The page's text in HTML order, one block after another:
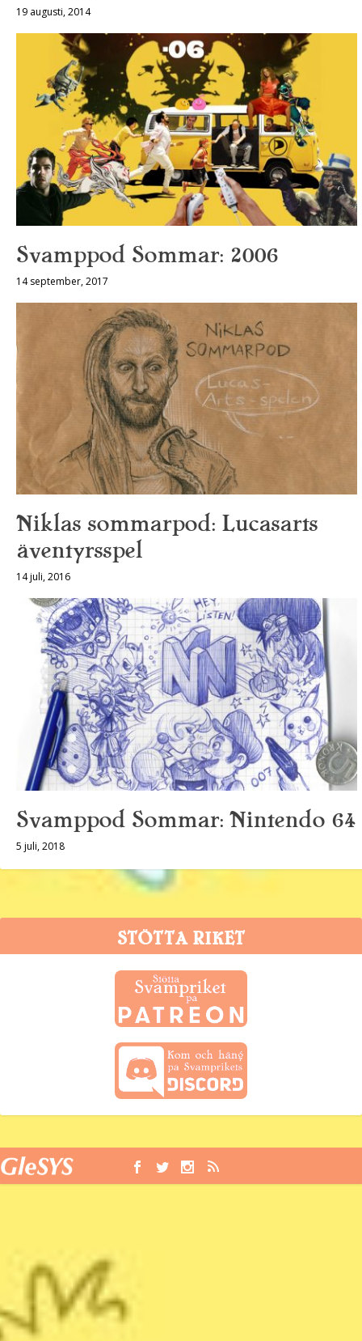
19 augusti, 2014
Svamppod Sommar: 2006
14 september, 2017
Niklas sommarpod: Lucasarts
äventyrsspel
14 juli, 2016
Svamppod Sommar: Nintendo 64
5 juli, 2018
STÖTTA RIKET